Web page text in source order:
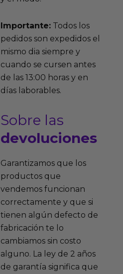
Importante:Todos los
pedidos son expedidos el
mismo dia siempre y
cuando se cursen antes
de las 13:00 horas y en
días laborables.
Sobre las
devoluciones
Garantizamos que los
productos que
vendemos funcionan
correctamente y que si
tienen algún defecto de
fabricación te lo
cambiamos sin costo
alguno. La ley de 2 años
de garantía significa que